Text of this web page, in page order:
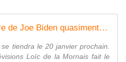
États-Unis : l'investiture de Joe Biden quasiment complètement virtuelle - OOKAWA Corp. Raisonnements Explications Corrélations
tiendra le 20 janvier prochain.
Loïc de la Mornais fait le